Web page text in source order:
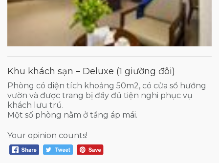
Khu khách sạn – Deluxe (1 giường đôi)
Phòng có diện tích khoảng 50m2, có cửa sổ hướng
vườn và được trang bị đầy đủ tiện nghi phục vụ
khách lưu trú.
Một số phòng nằm ở tầng áp mái.
Your opinion counts!